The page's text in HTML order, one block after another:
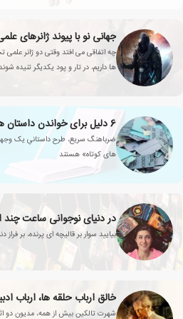
جهانی نو با پیوند ژانرهای
چه اتفاقی می افتد وقتی دو ژانر علمی
ها داریم، در تار و پود یکدیگر تنیده
6 دلیل برای خواندن داستان های کوتاه
ضرباهنگ سریع، طرح داستانیِ یک
های کوتاه» هستند
در دنیای نوجوانی ساعت
بیایید سوار بر قالیچه ای پرنده، بر فراز
خالق ارباب حلقه ها، ارباب